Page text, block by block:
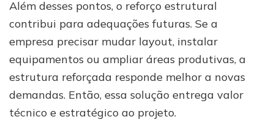
Além desses pontos, o reforço estrutural
contribui para adequações futuras. Se a
empresa precisar mudar layout, instalar
equipamentos ou ampliar áreas produtivas, a
estrutura reforçada responde melhor a novas
demandas. Então, essa solução entrega valor
técnico e estratégico ao projeto.